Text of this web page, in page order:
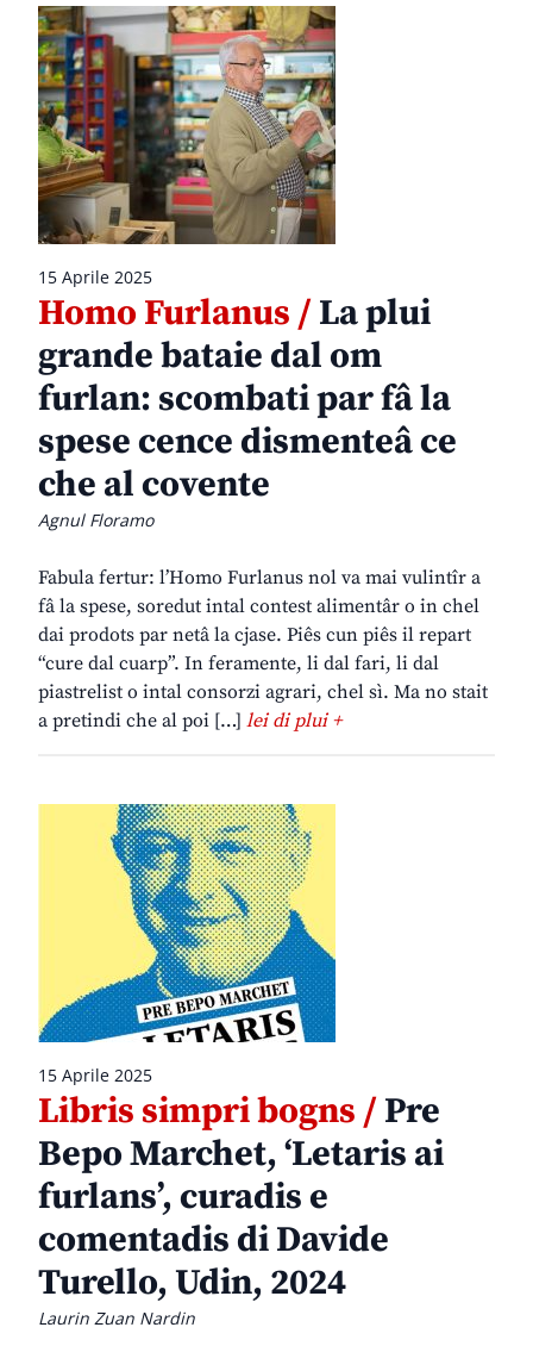
15 Aprile 2025
Homo Furlanus /La plui
grande bataie dal om
furlan: scombati par fâ la
spese cence dismenteâ ce
che al covente
Agnul Floramo
Fabula fertur: l’Homo Furlanus nol va mai vulintîr a
fâ la spese, soredut intal contest alimentâr o in chel
dai prodots par netâ la cjase. Piês cun piês il repart
“cure dal cuarp”. In feramente, li dal fari, li dal
piastrelist o intal consorzi agrari, chel sì. Ma no stait
a pretindi che al poi […] lei di plui +
15 Aprile 2025
Libris simpri bogns /Pre
Bepo Marchet, ‘Letaris ai
furlans’, curadis e
comentadis di Davide
Turello, Udin, 2024
Laurin Zuan Nardin